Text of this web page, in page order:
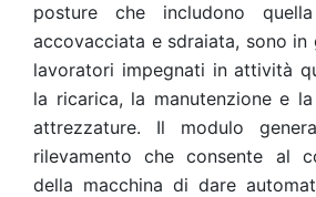
posture che includono
accovacciata e sdraiata, sono in
lavoratori impegnati in attività
la ricarica, la manutenzione e
attrezzature. Il modulo
rilevamento che consente al
della macchina di dare